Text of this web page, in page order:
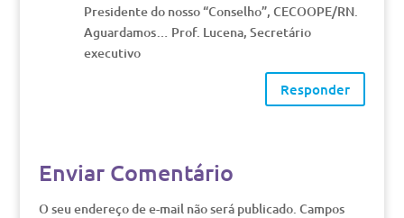
Presidente do nosso “Conselho”, CECOOPE/RN.
Aguardamos… Prof. Lucena, Secretário
executivo
Responder
Enviar Comentário
O seu endereço de e-mail não será publicado. Campos